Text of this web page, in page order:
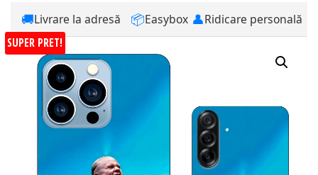
🚚Livrare la adresă 📦Easybox 👤Ridicare personală
SUPER PRET!